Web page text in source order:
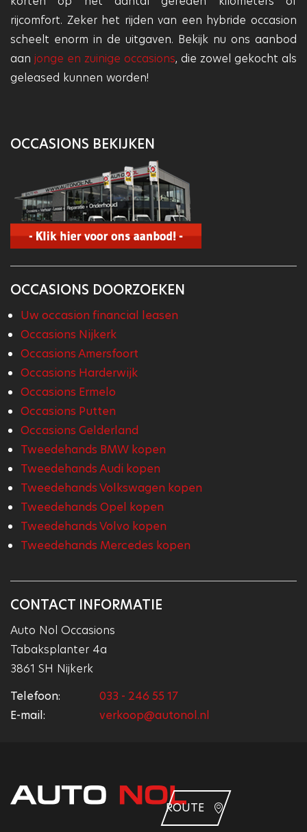
rijcomfort. Zeker het rijden van een hybride occasion
scheelt enorm in de uitgaven. Bekijk nu ons aanbod
aan jonge en zuinige occasions, die zowel gekocht als
geleased kunnen worden!
OCCASIONS BEKIJKEN
OCCASIONS DOORZOEKEN
Uw occasion financial leasen
Occasions Nijkerk
Occasions Amersfoort
Occasions Harderwijk
Occasions Ermelo
Occasions Putten
Occasions Gelderland
Tweedehands BMW kopen
Tweedehands Audi kopen
Tweedehands Volkswagen kopen
Tweedehands Opel kopen
Tweedehands Volvo kopen
Tweedehands Mercedes kopen
CONTACT INFORMATIE
Auto Nol Occasions
Tabaksplanter 4a
3861 SH Nijkerk
Telefoon:
033 - 246 55 17
E-mail:
verkoop@autonol.nl
ROUTE